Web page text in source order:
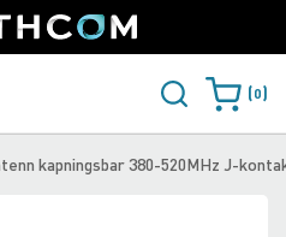
Varukorgen
0
kapningsbar 380-520MHz J-